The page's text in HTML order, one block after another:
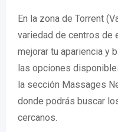
En la zona de Torrent
variedad de centros de
mejorar tu apariencia y
las opciones
la sección Massages
donde podrás buscar
cercanos.